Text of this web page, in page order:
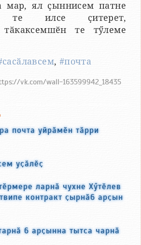
мар, ял ҫыннисем патне
те илсе ҫитерет,
тӑкаксемшӗн те тӳлеме
, #почта
vk.com/wall-163599942_18435
почта уйрӑмӗн тӑрри
уҫӑлӗҫ
ларнӑ чухне Хӳтӗлев
контракт ҫырнӑ6 арҫын
6 арҫынна тытса чарнӑ